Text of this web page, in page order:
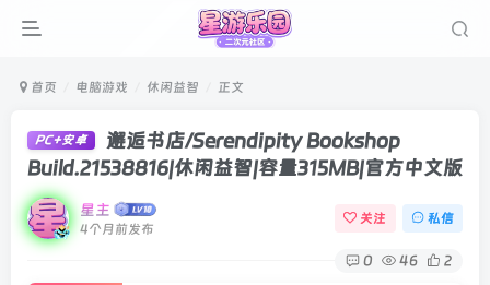
首页 电脑游戏 休闲益智 正文
PC+安卓
邂逅书店/Serendipity Bookshop
Build.21538816|休闲益智|容量315MB|官方中文版
星主
4个月前发布
关注 私信
0 46 2